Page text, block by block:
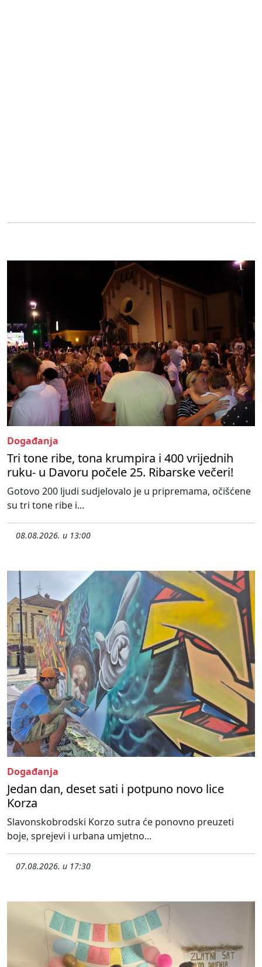
Događanja
Tri tone ribe, tona krumpira i 400 vrijednih
ruku- u Davoru počele 25. Ribarske večeri!
Gotovo 200 ljudi sudjelovalo je u pripremama, očišćene
su tri tone ribe i...
08.08.2026. u 13:00
Događanja
Jedan dan, deset sati i potpuno novo lice
Korza
Slavonskobrodski Korzo sutra će ponovno preuzeti
boje, sprejevi i urbana umjetno...
07.08.2026. u 17:30